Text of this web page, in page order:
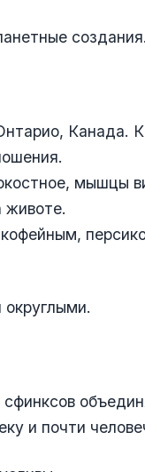
создания.
Канада.
мышцы
животе.
и почти